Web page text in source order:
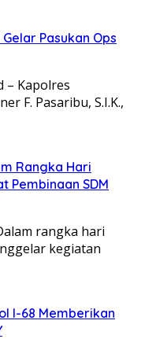
Pasukan Ops
– Kapolres
F. Pasaribu, S.I.K.,
Rangka Hari
Pembinaan SDM
rangka hari
kegiatan
I-68 Memberikan